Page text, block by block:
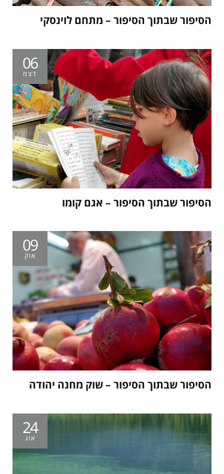
הסיפור שבתוך הסיפור – מתחם לוינסקי
06
דצמ
הסיפור שבתוך הסיפור – אגם קומו
09
אוק
הסיפור שבתוך הסיפור – שוק מחנה יהודה
24
אוג